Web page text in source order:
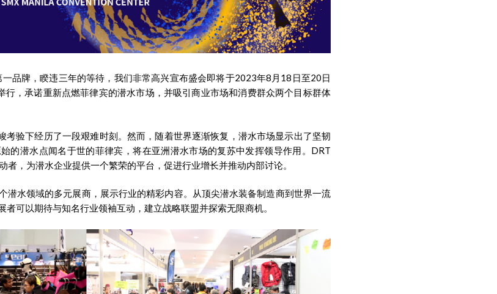
品牌，睽违三年的等待，我们非常高兴宣布盛会即将于2023年8月18日至20日
行，承诺重新点燃菲律宾的潜水市场，并吸引商业市场和消费群众两个目标群体
验下经历了一段艰难时刻。然而，随着世界逐渐恢复，潜水市场显示出了坚韧
的潜水点闻名于世的菲律宾，将在亚洲潜水市场的复苏中发挥领导作用。DRT
者，为潜水企业提供一个繁荣的平台，促进行业增长并推动内部讨论。
潜水领域的多元展商，展示行业的精彩内容。从顶尖潜水装备制造商到世界一流
可以期待与知名行业领袖互动，建立战略联盟并探索无限商机。